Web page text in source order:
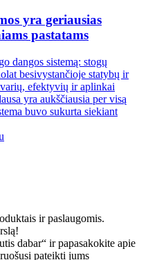
yra geriausias
pastatams
dangos sistemą: stogų
besivystančioje statybų ir
efektyvių ir aplinkai
yra aukščiausia per visą
buvo sukurta siekiant
ir paslaugomis.
dabar“ ir papasakokite apie
pateikti jums